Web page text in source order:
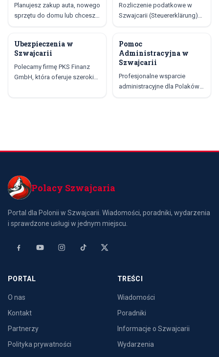
Planujesz zakup auta, nowego
sprzętu do domu lub chcesz
konsumpcyjny w Szwajcarii
może być rozwiązaniem –
również dla osób z polskim
obywatelstwem. Dowiedz się,
Rozliczenie podatkowe w
Szwajcarii (Steuererklärung)
w zależności od kantonu.
Wiele osób nie zdaje sobie
sprawy z możliwości
skorzystania z licznych ulg,
które pozwalają…
POLECANE
Ubezpieczenia w
Szwajcarii
Polecamy firmę PKS Finanz
GmbH, która oferuje szeroki
majątkowych i
POLECANE
Pomoc
Administracyjna w
Szwajcarii
Profesjonalne wsparcie
administracyjne dla Polaków
Polacy Szwajcaria
Portal dla Polonii w Szwajcarii. Wiadomości, poradniki, wydarzenia
i sprawdzone usługi w jednym miejscu.
PORTAL
O nas
Kontakt
Partnerzy
Polityka prywatności
TREŚCI
Wiadomości
Poradniki
Informacje o Szwajcarii
Wydarzenia